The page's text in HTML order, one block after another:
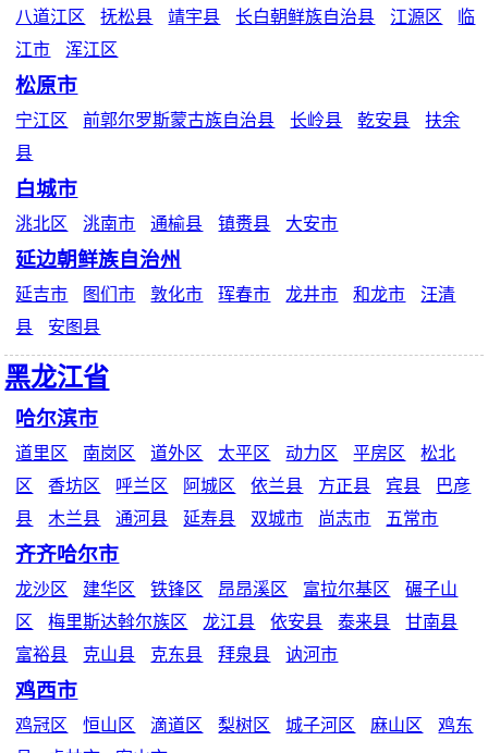
八道江区 抚松县 靖宇县 长白朝鲜族自治县 江源区
临
江市
浑江区
松原市
宁江区 前郭尔罗斯蒙古族自治县 长岭县 乾安县
扶余
县
白城市
洮北区 洮南市 通榆县 镇赉县 大安市
延边朝鲜族自治州
延吉市 图们市 敦化市 珲春市 龙井市 和龙市
汪清
县
安图县
黑龙江省
哈尔滨市
道里区 南岗区 道外区 太平区 动力区 平房区
松北
区
香坊区 呼兰区 阿城区 依兰县 方正县 宾县
巴彦
县
木兰县 通河县 延寿县 双城市 尚志市 五常市
齐齐哈尔市
龙沙区 建华区 铁锋区 昂昂溪区 富拉尔基区
碾子山
区
梅里斯达斡尔族区 龙江县 依安县 泰来县
甘南县
富裕县
克山县 克东县 拜泉县 讷河市
鸡西市
鸡冠区 恒山区 滴道区 梨树区 城子河区 麻山区
鸡东